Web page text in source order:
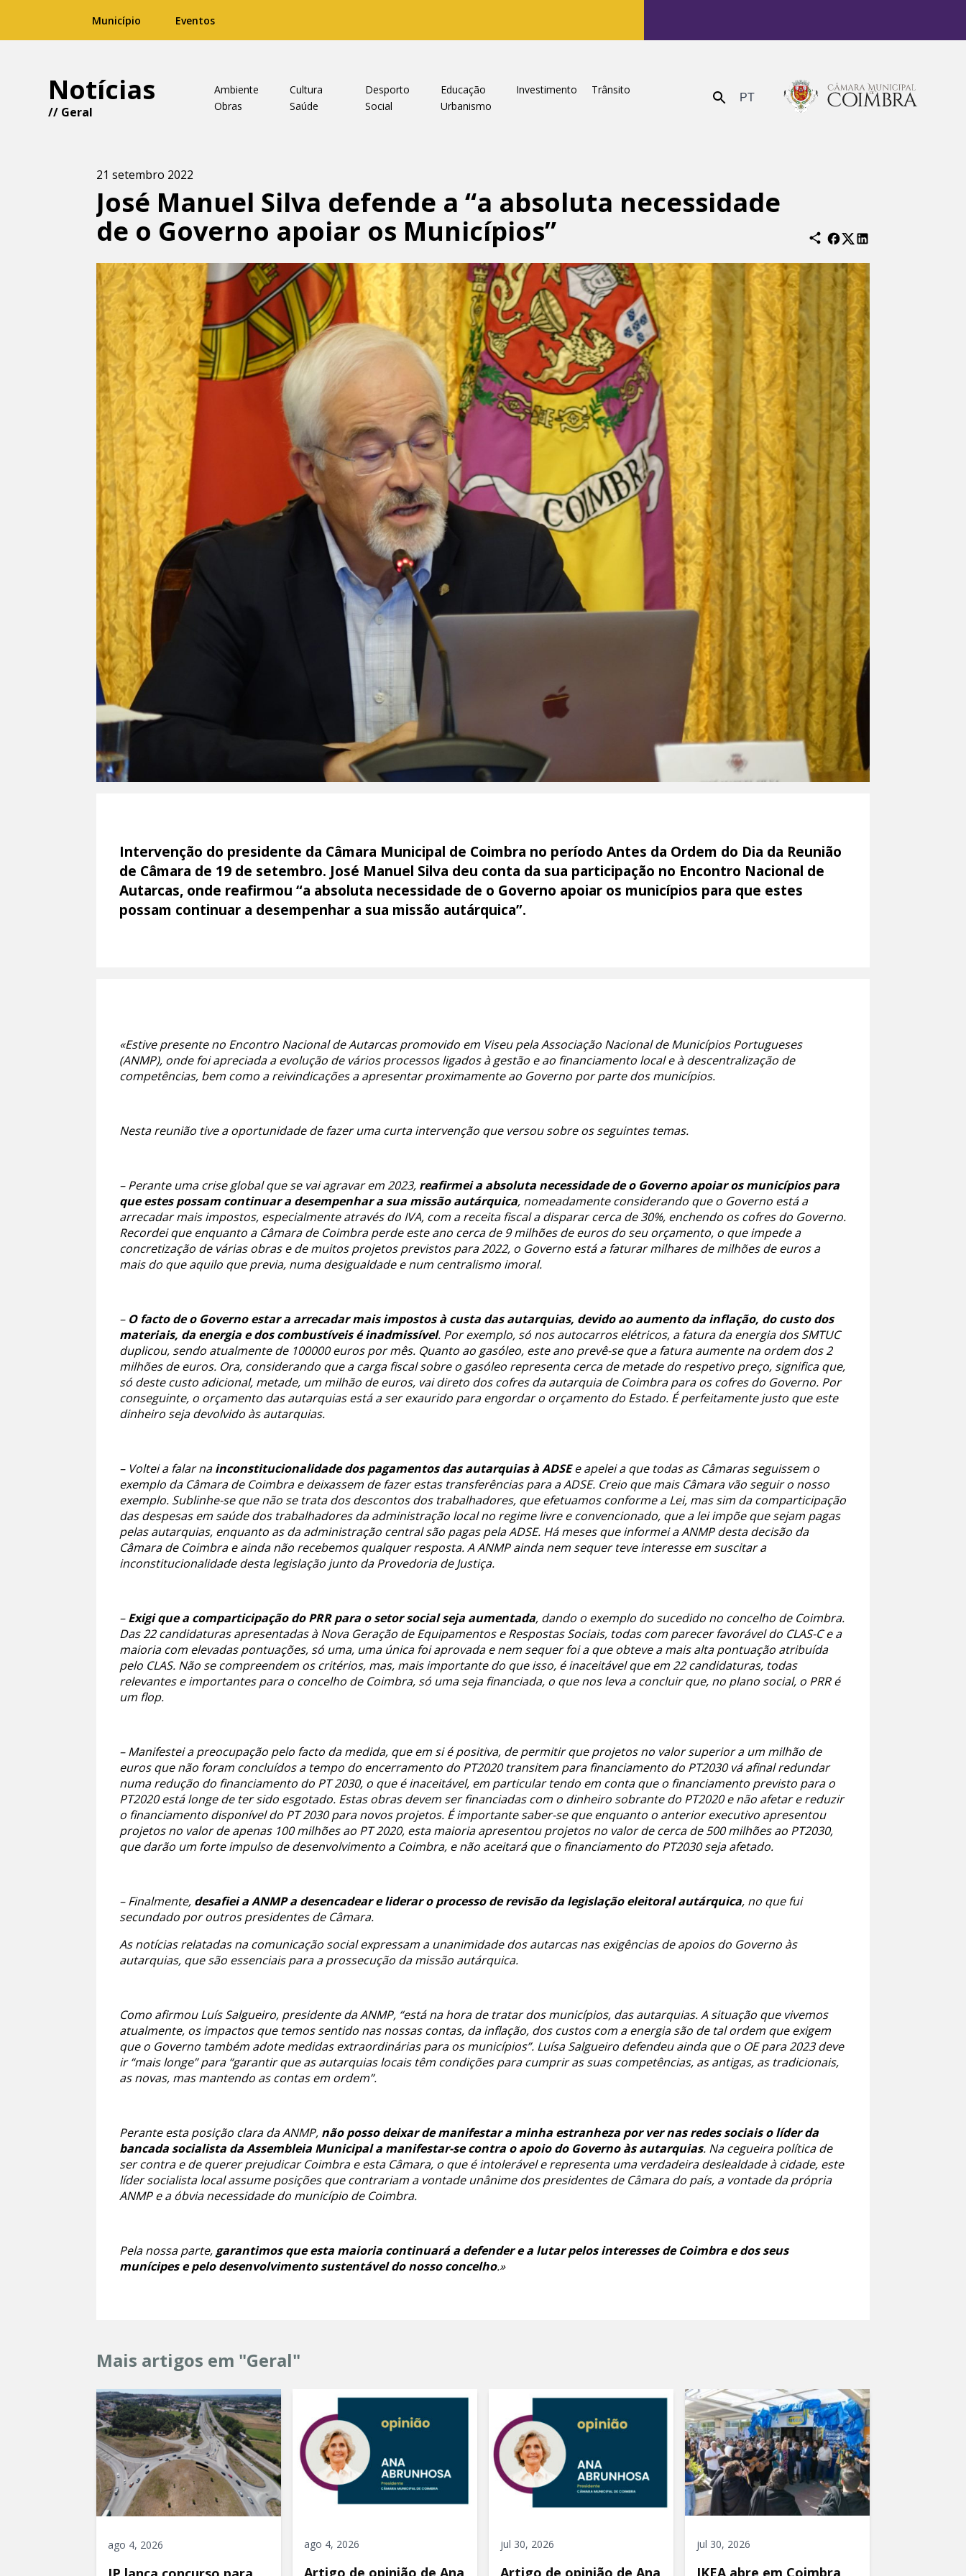
Município Eventos
Notícias
// Geral
Ambiente Cultura Desporto Educação Investimento
Trânsito
Obras
Saúde Social Urbanismo Enviar PT
21 setembro 2022
José Manuel Silva defende a “a absoluta necessidade
de o Governo apoiar os Municípios”
Intervenção do presidente da Câmara Municipal de Coimbra no período Antes da Ordem do Dia da Reunião
de Câmara de 19 de setembro. José Manuel Silva deu conta da sua participação no Encontro Nacional de
Autarcas, onde reafirmou “a absoluta necessidade de o Governo apoiar os municípios para que estes
possam continuar a desempenhar a sua missão autárquica”.
«Estive presente no Encontro Nacional de Autarcas promovido em Viseu pela Associação Nacional de Municípios Portugueses
(ANMP), onde foi apreciada a evolução de vários processos ligados à gestão e ao financiamento local e à descentralização de
competências, bem como a reivindicações a apresentar proximamente ao Governo por parte dos municípios.
Nesta reunião tive a oportunidade de fazer uma curta intervenção que versou sobre os seguintes temas.
– Perante uma crise global que se vai agravar em 2023, reafirmei a absoluta necessidade de o Governo apoiar os municípios para
que estes possam continuar a desempenhar a sua missão autárquica, nomeadamente considerando que o Governo está a
arrecadar mais impostos, especialmente através do IVA, com a receita fiscal a disparar cerca de 30%, enchendo os cofres do Governo.
Recordei que enquanto a Câmara de Coimbra perde este ano cerca de 9 milhões de euros do seu orçamento, o que impede a
concretização de várias obras e de muitos projetos previstos para 2022, o Governo está a faturar milhares de milhões de euros a
mais do que aquilo que previa, numa desigualdade e num centralismo imoral.
– O facto de o Governo estar a arrecadar mais impostos à custa das autarquias, devido ao aumento da inflação, do custo dos
materiais, da energia e dos combustíveis é inadmissível. Por exemplo, só nos autocarros elétricos, a fatura da energia dos SMTUC
duplicou, sendo atualmente de 100000 euros por mês. Quanto ao gasóleo, este ano prevê-se que a fatura aumente na ordem dos 2
milhões de euros. Ora, considerando que a carga fiscal sobre o gasóleo representa cerca de metade do respetivo preço, significa que,
só deste custo adicional, metade, um milhão de euros, vai direto dos cofres da autarquia de Coimbra para os cofres do Governo. Por
conseguinte, o orçamento das autarquias está a ser exaurido para engordar o orçamento do Estado. É perfeitamente justo que este
dinheiro seja devolvido às autarquias.
– Voltei a falar nainconstitucionalidade dos pagamentos das autarquias à ADSEe apelei a que todas as Câmaras seguissem o
exemplo da Câmara de Coimbra e deixassem de fazer estas transferências para a ADSE. Creio que mais Câmara vão seguir o nosso
exemplo. Sublinhe-se que não se trata dos descontos dos trabalhadores, que efetuamos conforme a Lei, mas sim da comparticipação
das despesas em saúde dos trabalhadores da administração local no regime livre e convencionado, que a lei impõe que sejam pagas
pelas autarquias, enquanto as da administração central são pagas pela ADSE. Há meses que informei a ANMP desta decisão da
Câmara de Coimbra e ainda não recebemos qualquer resposta. A ANMP ainda nem sequer teve interesse em suscitar a
inconstitucionalidade desta legislação junto da Provedoria de Justiça.
–Exigi que a comparticipação do PRR para o setor social seja aumentada, dando o exemplo do sucedido no concelho de Coimbra.
Das 22 candidaturas apresentadas à Nova Geração de Equipamentos e Respostas Sociais, todas com parecer favorável do CLAS-C e a
maioria com elevadas pontuações, só uma, uma única foi aprovada e nem sequer foi a que obteve a mais alta pontuação atribuída
pelo CLAS. Não se compreendem os critérios, mas, mais importante do que isso, é inaceitável que em 22 candidaturas, todas
relevantes e importantes para o concelho de Coimbra, só uma seja financiada, o que nos leva a concluir que, no plano social, o PRR é
um flop.
– Manifestei a preocupação pelo facto da medida, que em si é positiva, de permitir que projetos no valor superior a um milhão de
euros que não foram concluídos a tempo do encerramento do PT2020 transitem para financiamento do PT2030 vá afinal redundar
numa redução do financiamento do PT 2030, o que é inaceitável, em particular tendo em conta que o financiamento previsto para o
PT2020 está longe de ter sido esgotado. Estas obras devem ser financiadas com o dinheiro sobrante do PT2020 e não afetar e reduzir
o financiamento disponível do PT 2030 para novos projetos. É importante saber-se que enquanto o anterior executivo apresentou
projetos no valor de apenas 100 milhões ao PT 2020, esta maioria apresentou projetos no valor de cerca de 500 milhões ao PT2030,
que darão um forte impulso de desenvolvimento a Coimbra, e não aceitará que o financiamento do PT2030 seja afetado.
– Finalmente, desafiei a ANMP a desencadear e liderar o processo de revisão da legislação eleitoral autárquica, no que fui
secundado por outros presidentes de Câmara.
As notícias relatadas na comunicação social expressam a unanimidade dos autarcas nas exigências de apoios do Governo às
autarquias, que são essenciais para a prossecução da missão autárquica.
Como afirmou Luís Salgueiro, presidente da ANMP, “está na hora de tratar dos municípios, das autarquias. A situação que vivemos
atualmente, os impactos que temos sentido nas nossas contas, da inflação, dos custos com a energia são de tal ordem que exigem
que o Governo também adote medidas extraordinárias para os municípios”. Luísa Salgueiro defendeu ainda que o OE para 2023 deve
ir “mais longe” para “garantir que as autarquias locais têm condições para cumprir as suas competências, as antigas, as tradicionais,
as novas, mas mantendo as contas em ordem”.
Perante esta posição clara da ANMP, não posso deixar de manifestar a minha estranheza por ver nas redes sociais o líder da
bancada socialista da Assembleia Municipal a manifestar-se contra o apoio do Governo às autarquias. Na cegueira política de
ser contra e de querer prejudicar Coimbra e esta Câmara, o que é intolerável e representa uma verdadeira deslealdade à cidade, este
líder socialista local assume posições que contrariam a vontade unânime dos presidentes de Câmara do país, a vontade da própria
ANMP e a óbvia necessidade do município de Coimbra.
Pela nossa parte, garantimos que esta maioria continuará a defender e a lutar pelos interesses de Coimbra e dos seus
munícipes e pelo desenvolvimento sustentável do nosso concelho.»
Mais artigos em "Geral"
ago 4, 2026 ago 4, 2026
Artigo de opinião de Ana
jul 30, 2026
Artigo de opinião de Ana
jul 30, 2026
IKEA abre em Coimbra